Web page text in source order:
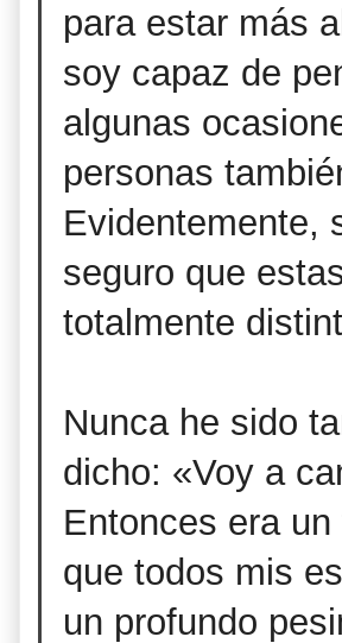
para estar más
soy capaz de
algunas
personas
Evidentemente,
seguro que
totalmente
Nunca he sido
dicho: «Voy a
Entonces era
que todos mis
un profundo